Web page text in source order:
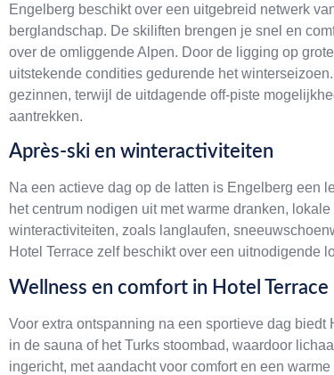
Engelberg beschikt over een uitgebreid netwerk
berglandschap. De skiliften brengen je snel en
over de omliggende Alpen. Door de ligging op
uitstekende condities gedurende het
gezinnen, terwijl de uitdagende off-piste
aantrekken.
Après-ski en winteractiviteiten
Na een actieve dag op de latten is Engelberg een
het centrum nodigen uit met warme dranken,
winteractiviteiten, zoals langlaufen,
Hotel Terrace zelf beschikt over een uitnodigende
Wellness en comfort in Hotel Terrace
Voor extra ontspanning na een sportieve dag
in de sauna of het Turks stoombad, waardoor
ingericht, met aandacht voor comfort en een